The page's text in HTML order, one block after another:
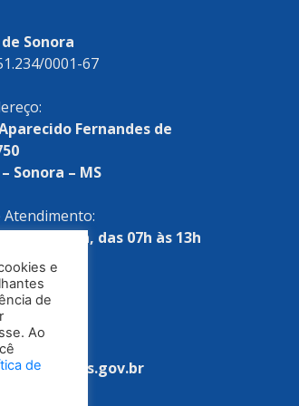
Sonora
0001-67
Fernandes de
Sonora – MS
sexta-feira, das 07h às 13h
e
de
Ao
de